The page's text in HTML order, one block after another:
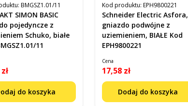
BMGSZ1.01/11
SIMON BASIC
pojedyncze z
Schuko, białe
11
do koszyka
Kod produktu:EPH9800221
Schneider Electric Asfora,
gniazdo podwójne z
uziemieniem, BIAŁE Kod
EPH9800221
Cena
17,58 zł
Dodaj do koszyka